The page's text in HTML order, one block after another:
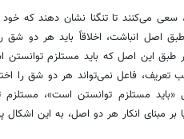
سعی می‌کنند تا تنگنا نشان دهند که
اصل انباشت، اخلاقاً باید هر دو شق
طبق این اصل که باید مستلزم توانستن
فاعل نمی‌تواند هر دو شق را
«باید مستلزم توانستن است»،
بر مبنای انکار هر دو اصل، به این